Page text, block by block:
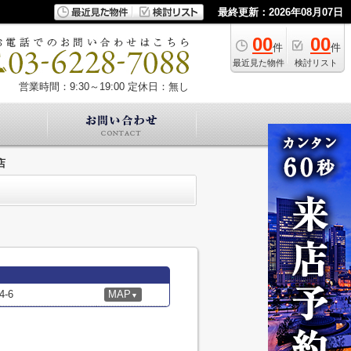
最終更新：2026年08月07日
00件
最近見た物件
00件
検討リスト
営業時間：9:30～19:00 定休日：無し
6 MAP ▼